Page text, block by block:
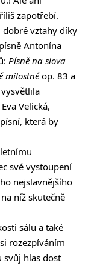
zapotřebí.
vztahy díky
Antonína
Písně na slova
milostnéop. 83 a
Velická,
která by
své vystoupení
nejslavnějšího
níž skutečně
sálu a také
rozezpíváním
svůj hlas dost